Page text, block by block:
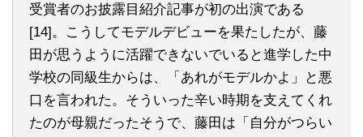
受賞者のお披露目紹介記事が初の出演である
[14]。こうしてモデルデビューを果たしたが、藤
田が思うように活躍できないでいると進学した中
学校の同級生からは、「あれがモデルかよ」と悪
口を言われた。そういった辛い時期を支えてくれ
たのが母親だったそうで、藤田は「自分がつらい